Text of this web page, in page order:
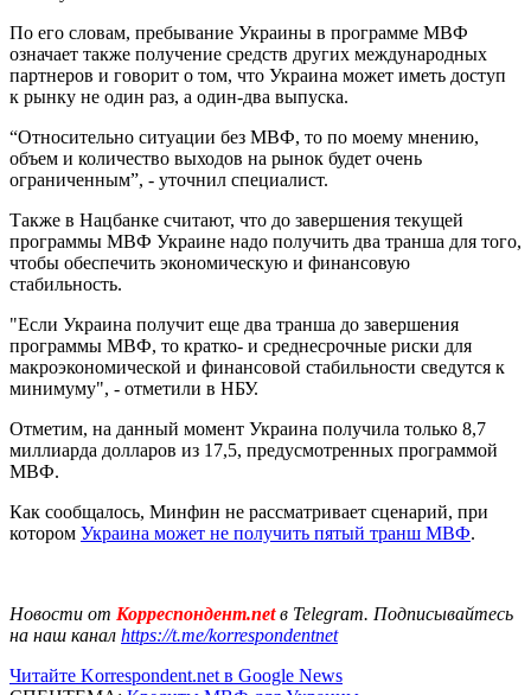
По его словам, пребывание Украины в программе МВФ
означает также получение средств других международных
партнеров и говорит о том, что Украина может иметь доступ
к рынку не один раз, а один-два выпуска.
“Относительно ситуации без МВФ, то по моему мнению,
объем и количество выходов на рынок будет очень
ограниченным”, - уточнил специалист.
Также в Нацбанке считают, что до завершения текущей
программы МВФ Украине надо получить два транша для того,
чтобы обеспечить экономическую и финансовую
стабильность.
"Если Украина получит еще два транша до завершения
программы МВФ, то кратко- и среднесрочные риски для
макроэкономической и финансовой стабильности сведутся к
минимуму", - отметили в НБУ.
Отметим, на данный момент Украина получила только 8,7
миллиарда долларов из 17,5, предусмотренных программой
МВФ.
Как сообщалось, Минфин не рассматривает сценарий, при
котором Украина может не получить пятый транш МВФ.
Новости от Корреспондент.netв Telegram. Подписывайтесь
на наш канал https://t.me/korrespondentnet
Читайте Korrespondent.net в Google News